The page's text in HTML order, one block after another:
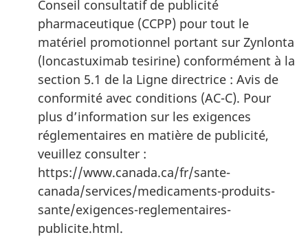
Conseil consultatif de publicité
pharmaceutique (CCPP) pour tout le
matériel promotionnel portant sur Zynlonta
(loncastuximab tesirine) conformément à la
section 5.1 de la Ligne directrice : Avis de
conformité avec conditions (AC-C). Pour
plus d’information sur les exigences
réglementaires en matière de publicité,
veuillez consulter :
https://www.canada.ca/fr/sante-
canada/services/medicaments-produits-
sante/exigences-reglementaires-
publicite.html.